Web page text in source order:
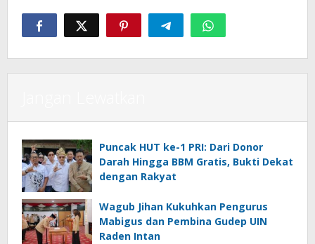
Puncak HUT ke-1 PRI: Dari Donor
Darah Hingga BBM Gratis, Bukti Dekat
dengan Rakyat
Wagub Jihan Kukuhkan Pengurus
Mabigus dan Pembina Gudep UIN
Raden Intan